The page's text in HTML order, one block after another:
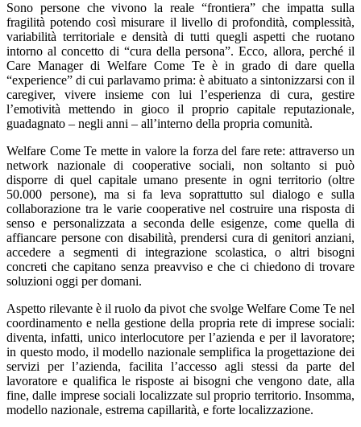
Sono persone che vivono la reale “frontiera” che impatta sulla
fragilità potendo così misurare il livello di profondità, complessità,
variabilità territoriale e densità di tutti quegli aspetti che ruotano
intorno al concetto di “cura della persona”. Ecco, allora, perché il
Care Manager di Welfare Come Te è in grado di dare quella
“experience” di cui parlavamo prima: è abituato a sintonizzarsi con il
caregiver, vivere insieme con lui l’esperienza di cura, gestire
l’emotività mettendo in gioco il proprio capitale reputazionale,
guadagnato – negli anni – all’interno della propria comunità.
Welfare Come Te mette in valore la forza del fare rete: attraverso un
network nazionale di cooperative sociali, non soltanto si può
disporre di quel capitale umano presente in ogni territorio (oltre
50.000 persone), ma si fa leva soprattutto sul dialogo e sulla
collaborazione tra le varie cooperative nel costruire una risposta di
senso e personalizzata a seconda delle esigenze, come quella di
affiancare persone con disabilità, prendersi cura di genitori anziani,
accedere a segmenti di integrazione scolastica, o altri bisogni
concreti che capitano senza preavviso e che ci chiedono di trovare
soluzioni oggi per domani.
Aspetto rilevante è il ruolo da pivot che svolge Welfare Come Te nel
coordinamento e nella gestione della propria rete di imprese sociali:
diventa, infatti, unico interlocutore per l’azienda e per il lavoratore;
in questo modo, il modello nazionale semplifica la progettazione dei
servizi per l’azienda, facilita l’accesso agli stessi da parte del
lavoratore e qualifica le risposte ai bisogni che vengono date, alla
fine, dalle imprese sociali localizzate sul proprio territorio. Insomma,
modello nazionale, estrema capillarità, e forte localizzazione.